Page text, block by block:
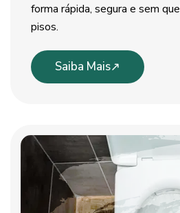
forma rápida, segura e sem
pisos.
Saiba Mais